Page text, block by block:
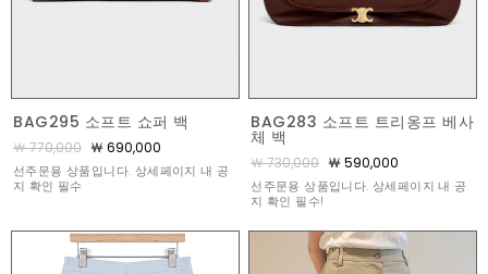
BAG295 소프트 쇼퍼 백
￦ 770,000 ￦ 690,000
선주문용 상품입니다. 상세페이지 내 공
지 확인 필수
BAG283 소프트 트리옹프 베사
체 백
￦ 730,000 ￦ 590,000
선주문용 상품입니다. 상세페이지 내 공
지 확인 필수!